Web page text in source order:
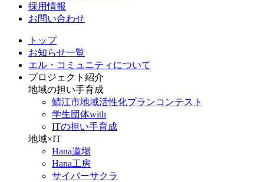
採用情報
お問い合わせ
トップ
お知らせ一覧
エル・コミュニティについて
プロジェクト紹介
地域の担い手育成
鯖江市地域活性化プランコンテスト
学生団体with
ITの担い手育成
地域×IT
Hana道場
Hana工房
サイバーサクラ